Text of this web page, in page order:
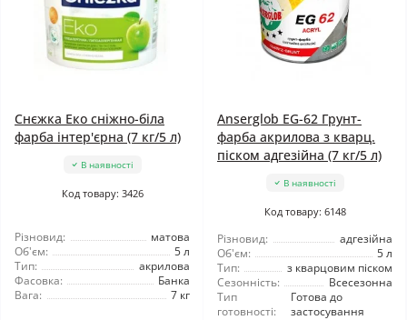
Снєжка Еко сніжно-біла
фарба інтер'єрна (7 кг/5 л)
В наявності
Код товару: 3426
Різновид:
матова
Об'єм:
5 л
Тип:
акрилова
Фасовка:
Банка
Вага:
7 кг
Anserglob EG-62 Грунт-
фарба акрилова з кварц.
піском адгезійна (7 кг/5 л)
В наявності
Код товару: 6148
Різновид:
адгезійна
Об'єм:
5 л
Тип:
з кварцовим піском
Сезонність:
Всесезонна
Тип
готовності:
Готова до
застосування